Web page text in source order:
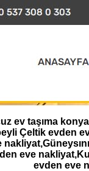
ev taşıma
Çeltik evden
eve
evden eve